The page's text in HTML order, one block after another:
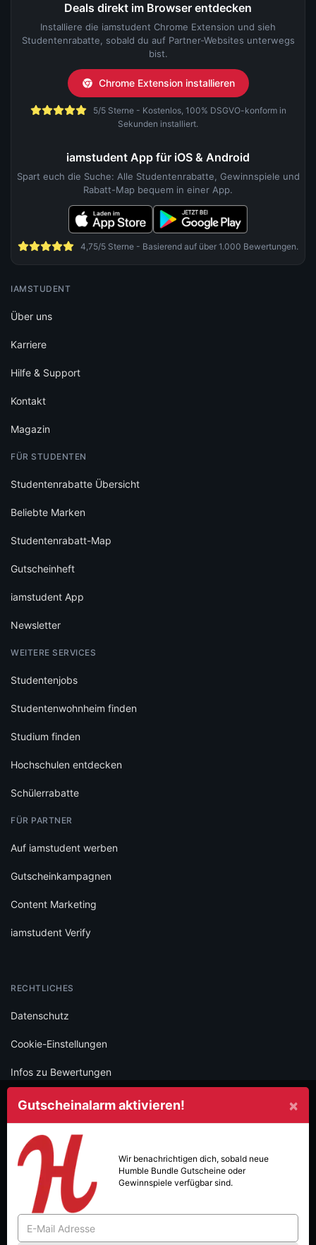
×
Gutscheinalarm aktivieren!
Wir benachrichtigen dich, sobald neue
Humble BundleGutscheine oder
Gewinnspiele verfügbar sind.
Deals direkt im Browser entdecken
Installiere die iamstudent Chrome Extension und sieh
Studentenrabatte, sobald du auf Partner-Websites unterwegs
bist.
Chrome Extension installieren
5/5 Sterne - Kostenlos, 100% DSGVO-konform in
Sekunden installiert.
iamstudent App für iOS & Android
Spart euch die Suche: Alle Studentenrabatte, Gewinnspiele und
Rabatt-Map bequem in einer App.
4,75/5 Sterne - Basierend auf über 1.000 Bewertungen.
IAMSTUDENT
Über uns
Karriere
Hilfe & Support
Kontakt
Magazin
FÜR STUDENTEN
Studentenrabatte Übersicht
Beliebte Marken
Studentenrabatt-Map
Gutscheinheft
iamstudent App
Newsletter
WEITERE SERVICES
Studentenjobs
Studentenwohnheim finden
Studium finden
Hochschulen entdecken
Schülerrabatte
FÜR PARTNER
Auf iamstudent werben
Gutscheinkampagnen
Content Marketing
iamstudent Verify
RECHTLICHES
Datenschutz
Cookie-Einstellungen
Infos zu Bewertungen
AGB
SOCIAL
Folge iamstudent und verpasse keine Deals mehr.